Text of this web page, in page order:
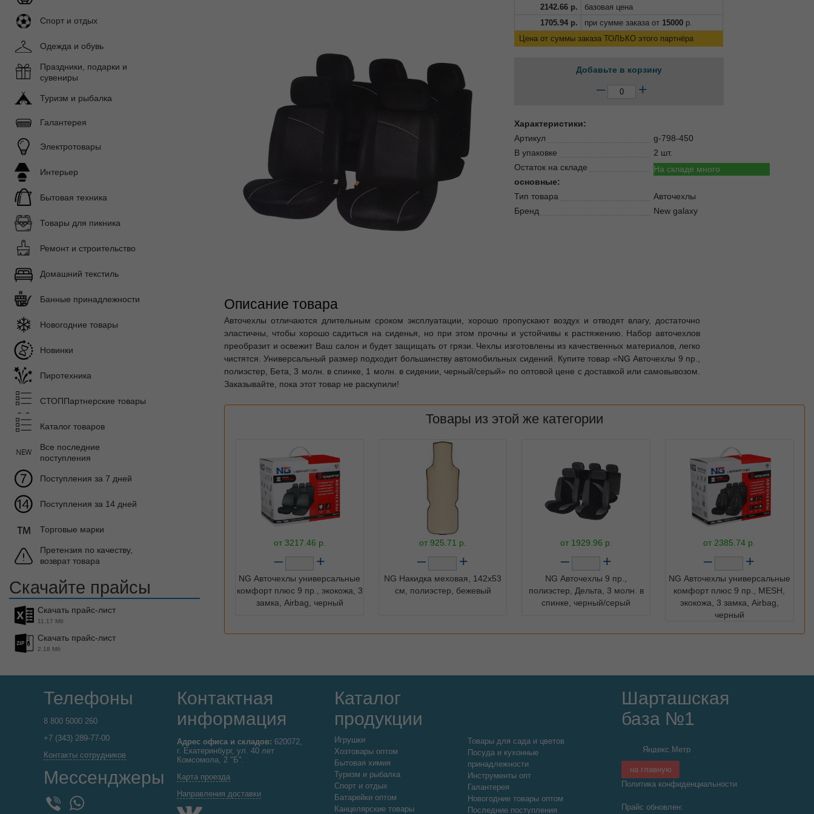
2142.66 р.
базовая цена
1705.94 р. при сумме заказа от 15000 р.
Цена от суммы заказа ТОЛЬКО этого партнёра
Добавьте в корзину
– +
Характеристики:
Артикул
g-798-450
В упаковке
2 шт.
Остаток на складе
На складе много
основные:
Тип товара
Авточехлы
Бренд
New galaxy
Описание товара
Авточехлы отличаются длительным сроком эксплуатации, хорошо пропускают воздух и отводят влагу, достаточно
эластичны, чтобы хорошо садиться на сиденья, но при этом прочны и устойчивы к растяжению. Набор авточехлов
преобразит и освежит Ваш салон и будет защищать от грязи. Чехлы изготовлены из качественных материалов, легко
чистятся. Универсальный размер подходит большинству автомобильных сидений. Купите товар «NG Авточехлы 9 пр.,
полиэстер, Бета, 3 молн. в спинке, 1 молн. в сидении, черный/серый» по оптовой цене с доставкой или самовывозом.
Заказывайте, пока этот товар не раскупили!
Товары из этой же категории
от 3217.46 р.
– +
NG Авточехлы универсальные
комфорт плюс 9 пр., экокожа, 3
замка, Airbag, черный
от925.71 р.
– +
NG Накидка меховая, 142х53
см, полиэстер, бежевый
от 1929.96 р.
– +
NG Авточехлы 9 пр.,
полиэстер, Дельта, 3 молн. в
спинке, черный/серый
от 2385.74 р.
– +
NG Авточехлы универсальные
комфорт плюс 9 пр., MESH,
экокожа, 3 замка, Airbag,
черный
Спорт и отдых
Одежда и обувь
Праздники, подарки и
сувениры
Туризм и рыбалка
Галантерея
Электротовары
Интерьер
Бытовая техника
Товары для пикника
Ремонт и строительство
Домашний текстиль
Банные принадлежности
Новогодние товары
Новинки
Пиротехника
СТОППартнерские товары
Каталог товаров
Все последние
поступления
Поступления за 7 дней
Поступления за 14 дней
Торговые марки
Претензия по качеству,
возврат товара
Скачайте прайсы
Скачать прайс-лист
11.17 Мб
Скачать прайс-лист
2.18 Мб
Телефоны
8 800 5000 260
+7 (343) 289-77-00
Контакты сотрудников
Мессенджеры
WhatsApp
Контактная
информация
Адрес офиса и складов: 620072,
г. Екатеринбург, ул. 40 лет
Комсомола, 2 "Б".
Карта проезда
Направления доставки
Каталог
продукции
Игрушки
Хозтовары оптом
Бытовая химия
Туризм и рыбалка
Спорт и отдых
Батарейки оптом
Канцелярские товары
Товары для сада и цветов
Посуда и кухонные
принадлежности
Инструменты опт
Галантерея
Новогодние товары оптом
Последние поступления
Шарташская
база №1
на главную
Политика конфиденциальности
Прайс обновлен: